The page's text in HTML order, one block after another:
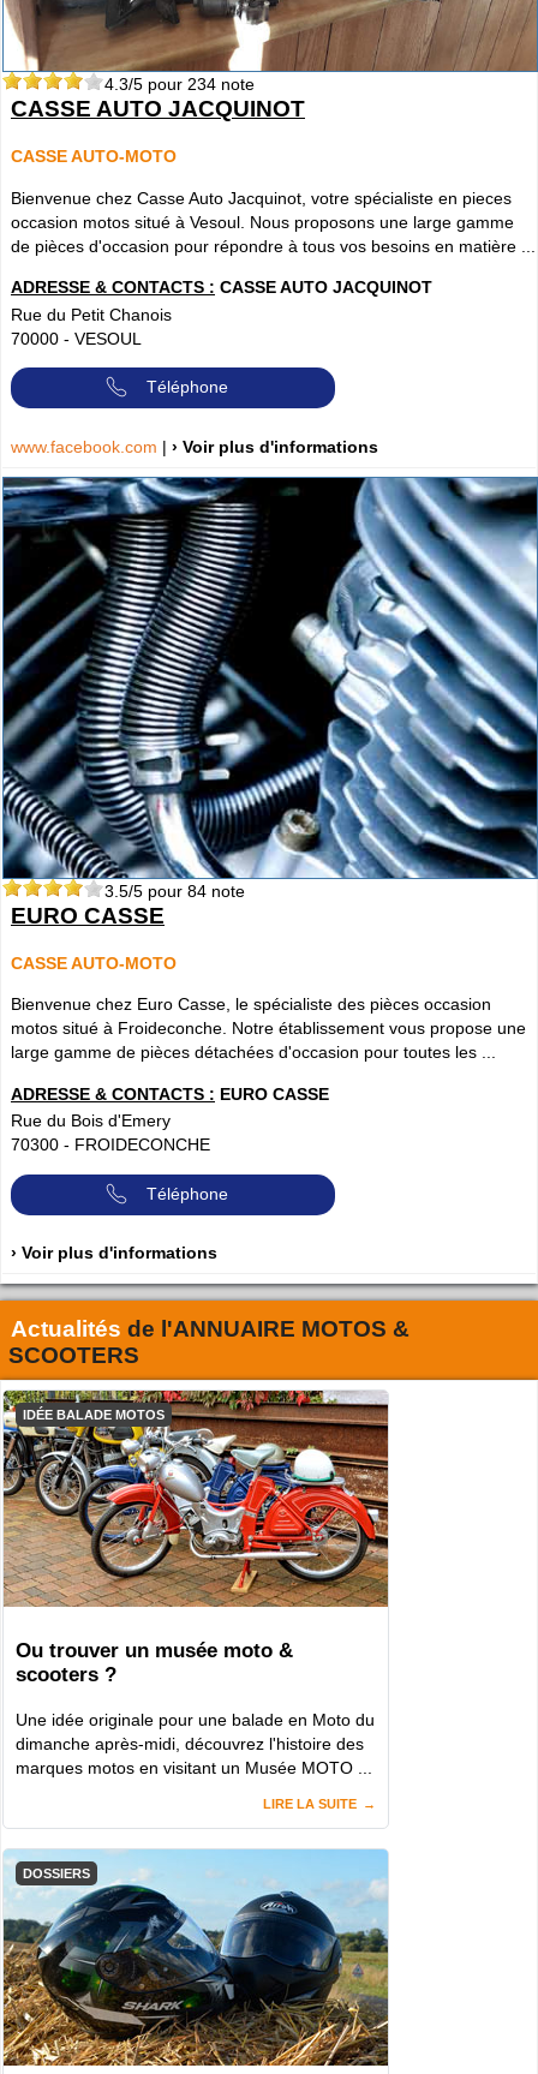
4.3/5 pour 234 note
CASSE AUTO JACQUINOT
CASSE AUTO-MOTO
Bienvenue chez Casse Auto Jacquinot, votre spécialiste en pieces
occasion motos situé à Vesoul. Nous proposons une large gamme
de pièces d'occasion pour répondre à tous vos besoins en matière ...
ADRESSE & CONTACTS : CASSE AUTO JACQUINOT
Rue du Petit Chanois
70000 - VESOUL
Téléphone
www.facebook.com | › Voir plus d'informations
3.5/5 pour 84 note
EURO CASSE
CASSE AUTO-MOTO
Bienvenue chez Euro Casse, le spécialiste des pièces occasion
motos situé à Froideconche. Notre établissement vous propose une
large gamme de pièces détachées d'occasion pour toutes les ...
ADRESSE & CONTACTS : EURO CASSE
Rue du Bois d'Emery
70300 - FROIDECONCHE
Téléphone
› Voir plus d'informations
Actualités de l'ANNUAIRE MOTOS &
SCOOTERS
IDÉE BALADE MOTOS
Ou trouver un musée moto &
scooters ?
Une idée originale pour une balade en Moto du
dimanche après-midi, découvrez l'histoire des
marques motos en visitant un Musée MOTO ...
LIRE LA SUITE
DOSSIERS